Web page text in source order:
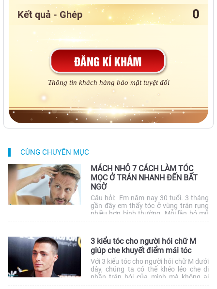
Kết quả - Ghép
Thông tin khách hàng bảo mật tuyệt đối
CÙNG CHUYÊN MỤC
MÁCH NHỎ 7 CÁCH LÀM TÓC
MỌC Ở TRÁN NHANH ĐẾN BẤT
NGỜ
Câu hỏi: Em năm nay 30 tuổi. 3 tháng
gần đây em thấy tóc ở vùng trán rụng
nhiều hơn bình thường. Mỗi lần bỏ mũ
rụng. Em rất sợ bị hói trán. Liệu có cách
làm tóc […]
3 kiểu tóc cho người hói chữ M
giúp che khuyết điểm mái tóc
Với 3 kiểu tóc cho người hói chữ M dưới
đây, chúng ta có thể khéo léo che đi
phần trán hói của mình mà không ai